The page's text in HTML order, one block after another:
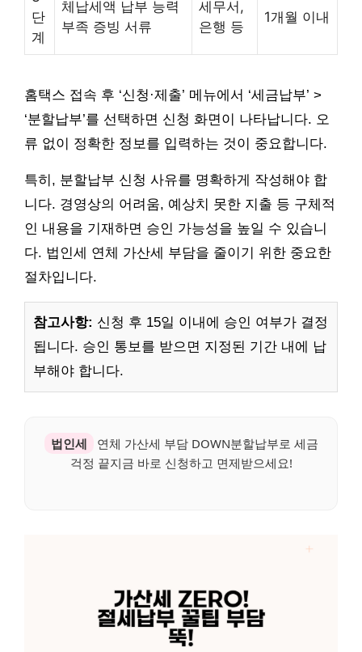
단
계
체납세액 납부 능력
부족 증빙 서류
세무서,
은행 등
1개월 이내
홈택스 접속 후 ‘신청·제출’ 메뉴에서 ‘세금납부’ >
‘분할납부’를 선택하면 신청 화면이 나타납니다. 오
류 없이 정확한 정보를 입력하는 것이 중요합니다.
특히, 분할납부 신청 사유를 명확하게 작성해야 합
니다. 경영상의 어려움, 예상치 못한 지출 등 구체적
인 내용을 기재하면 승인 가능성을 높일 수 있습니
다. 법인세 연체 가산세 부담을 줄이기 위한 중요한
절차입니다.
참고사항: 신청 후 15일 이내에 승인 여부가 결정
됩니다. 승인 통보를 받으면 지정된 기간 내에 납
부해야 합니다.
법인세
연체 가산세 부담 DOWN분할납부로 세금
걱정 끝지금 바로 신청하고 면제받으세요!